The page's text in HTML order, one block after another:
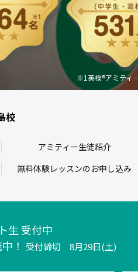
※1英検®アミティ
校
アミティー生徒紹介
無料体験レッスンのお申し込み
生 受付中
！
受付締切 8月29日(土)